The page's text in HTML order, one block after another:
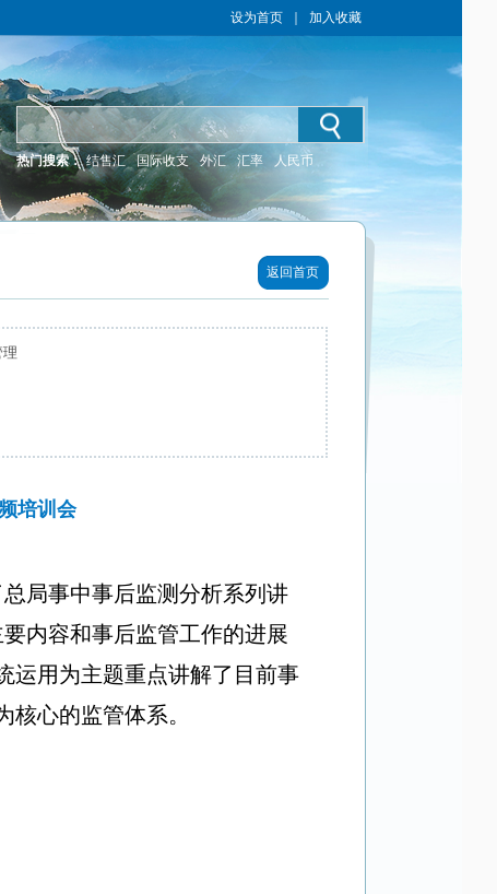
设为首页 加入收藏
热门搜索： 结售汇 国际收支 外汇 汇率 人民币
返回首页
培训会
局事中事后监测分析系列讲
内容和事后监管工作的进展
运用为主题重点讲解了目前事
心的监管体系。